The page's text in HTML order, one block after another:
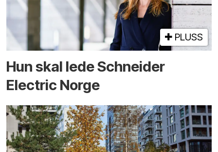
PLUSS
Hun skal lede Schneider
Electric Norge